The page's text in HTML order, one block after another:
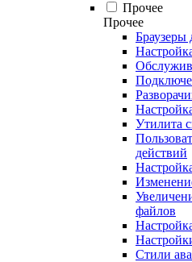
Прочее
Прочее
Браузеры
Утилита
действий
файлов
Стили